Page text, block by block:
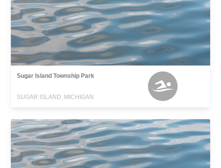
Sugar Island Township Park
SUGAR ISLAND, MICHIGAN